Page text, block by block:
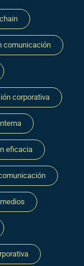
comunicación
corporativa
eficacia